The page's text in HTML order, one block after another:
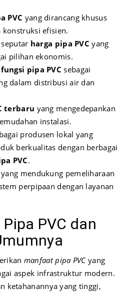
PVC yang dirancang khusus
efisien.
harga pipa PVC yang
pilihan ekonomis.
fungsi pipa PVC sebagai
dalam distribusi air dan
terbaru yang mengedepankan
instalasi.
produsen lokal yang
berkualitas dengan berbagai
PVC.
yang mendukung pemeliharaan
perpipaan dengan layanan
PVC dan
manfaat pipa PVCyang
aspek infrastruktur modern.
ketahanannya yang tinggi,